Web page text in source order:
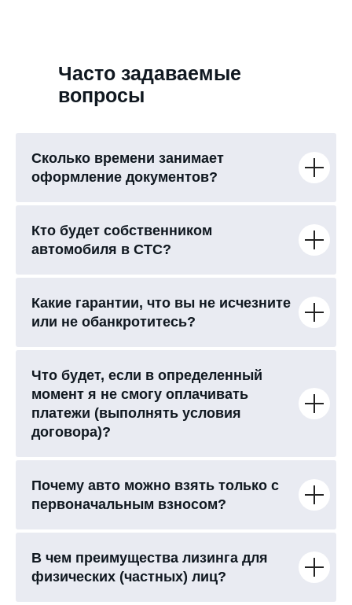
Часто задаваемые
вопросы
Сколько времени занимает
оформление документов?
Кто будет собственником
автомобиля в СТС?
Какие гарантии, что вы не исчезните
или не обанкротитесь?
Что будет, если в определенный
момент я не смогу оплачивать
платежи (выполнять условия
договора)?
Почему авто можно взять только с
первоначальным взносом?
В чем преимущества лизинга для
физических (частных) лиц?